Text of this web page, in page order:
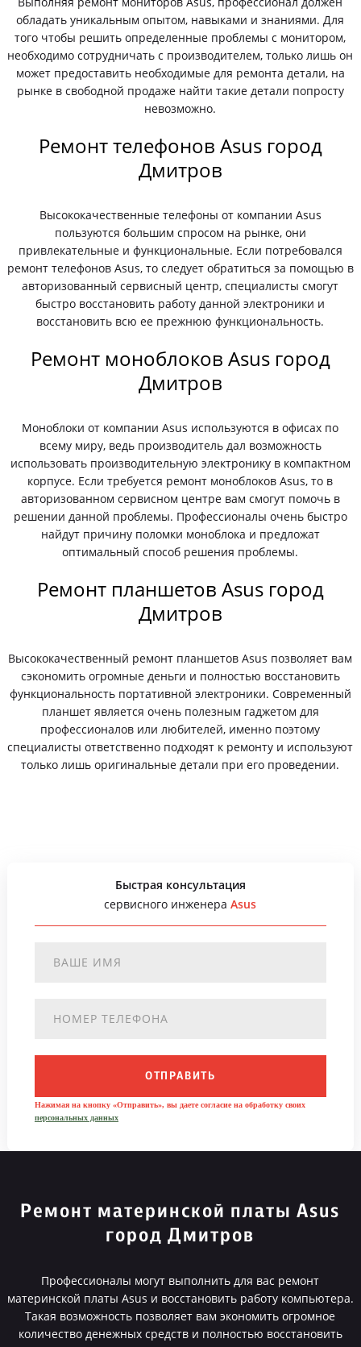
обладать уникальным опытом, навыками и знаниями. Для
того чтобы решить определенные проблемы с монитором,
необходимо сотрудничать с производителем, только лишь он
может предоставить необходимые для ремонта детали, на
рынке в свободной продаже найти такие детали попросту
невозможно.
Ремонт телефонов Asus город
Дмитров
Высококачественные телефоны от компании Asus
пользуются большим спросом на рынке, они
привлекательные и функциональные. Если потребовался
ремонт телефонов Asus, то следует обратиться за помощью в
авторизованный сервисный центр, специалисты смогут
быстро восстановить работу данной электроники и
восстановить всю ее прежнюю функциональность.
Ремонт моноблоков Asus город
Дмитров
Моноблоки от компании Asus используются в офисах по
всему миру, ведь производитель дал возможность
использовать производительную электронику в компактном
корпусе. Если требуется ремонт моноблоков Asus, то в
авторизованном сервисном центре вам смогут помочь в
решении данной проблемы. Профессионалы очень быстро
найдут причину поломки моноблока и предложат
оптимальный способ решения проблемы.
Ремонт планшетов Asus город
Дмитров
Высококачественный ремонт планшетов Asus позволяет вам
сэкономить огромные деньги и полностью восстановить
функциональность портативной электроники. Современный
планшет является очень полезным гаджетом для
профессионалов или любителей, именно поэтому
специалисты ответственно подходят к ремонту и используют
только лишь оригинальные детали при его проведении.
Быстрая консультация
сервисного инженераAsus
ОТПРАВИТЬ
Нажимая на кнопку «Отправить», вы даете согласие на обработку своих
персональных данных
Ремонт материнской платы Asus
город Дмитров
Профессионалы могут выполнить для вас ремонт
материнской платы Asus и восстановить работу компьютера.
Такая возможность позволяет вам экономить огромное
количество денежных средств и полностью восстановить